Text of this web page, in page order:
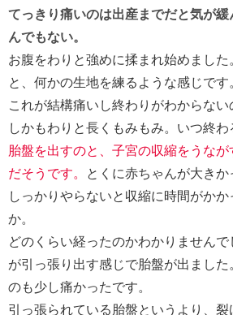
てっきり痛いのは出産までだと気が緩
んでもない。
お腹をわりと強めに揉まれ始めまし
と、何かの生地を練るような感じです
これが結構痛いし終わりがわからない
しかもわりと長くもみもみ。いつ終わ
胎盤を出すのと、子宮の収縮をうな
だそうです。
とくに赤ちゃんが大き
しっかりやらないと収縮に時間がかか
か。
どのくらい経ったのかわかりません
が引っ張り出す感じで胎盤が出まし
のも少し痛かったです。
引っ張られている胎盤というより、